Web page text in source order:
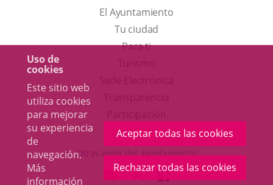
Uso de
cookies
Este sitio web
utiliza cookies
para mejorar
su experiencia
de
navegación.
Más
información
Aceptar todas las cookies
Rechazar todas las cookies
El Ayuntamiento
Tu ciudad
Para ti
en
una
ventana
nueva.
aplicación
externa.
Otras webs del ayuntamiento
ENLACEENLACEENLACE